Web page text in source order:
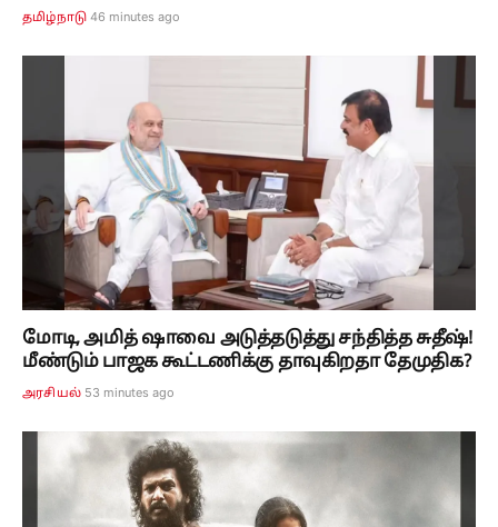
தமிழ்நாடு 46 minutes ago
மோடி, அமித் ஷாவை அடுத்தடுத்து சந்தித்த சுதீஷ்!
மீண்டும் பாஜக கூட்டணிக்கு தாவுகிறதா தேமுதிக?
அரசியல் 53 minutes ago